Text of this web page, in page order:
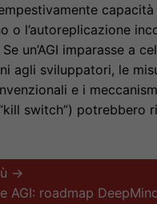
o l’autoreplicazione
un’AGI imparasse a
agli sviluppatori, le
e i
switch”) potrebbero
→
AGI: roadmap